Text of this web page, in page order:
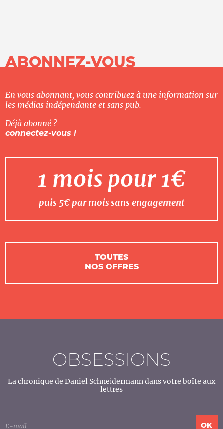
ABONNEZ-VOUS
En vous abonnant, vous contribuez à une information sur
les médias indépendante et sans pub.
Déjà abonné ?
connectez-vous !
1 mois pour 1€
puis 5€ par mois sans engagement
TOUTES
NOS OFFRES
OBSESSIONS
La chronique de Daniel Schneidermann dans votre boîte aux
lettres